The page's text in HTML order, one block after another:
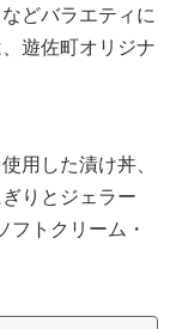
どバラエティに
遊佐町オリジナ
用した漬け丼、
りとジェラー
フトクリーム・